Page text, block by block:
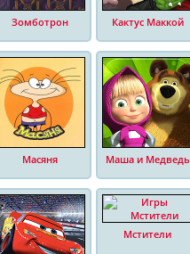
Зомботрон Кактус Маккой
Масяня Маша и Медведь
Мстители